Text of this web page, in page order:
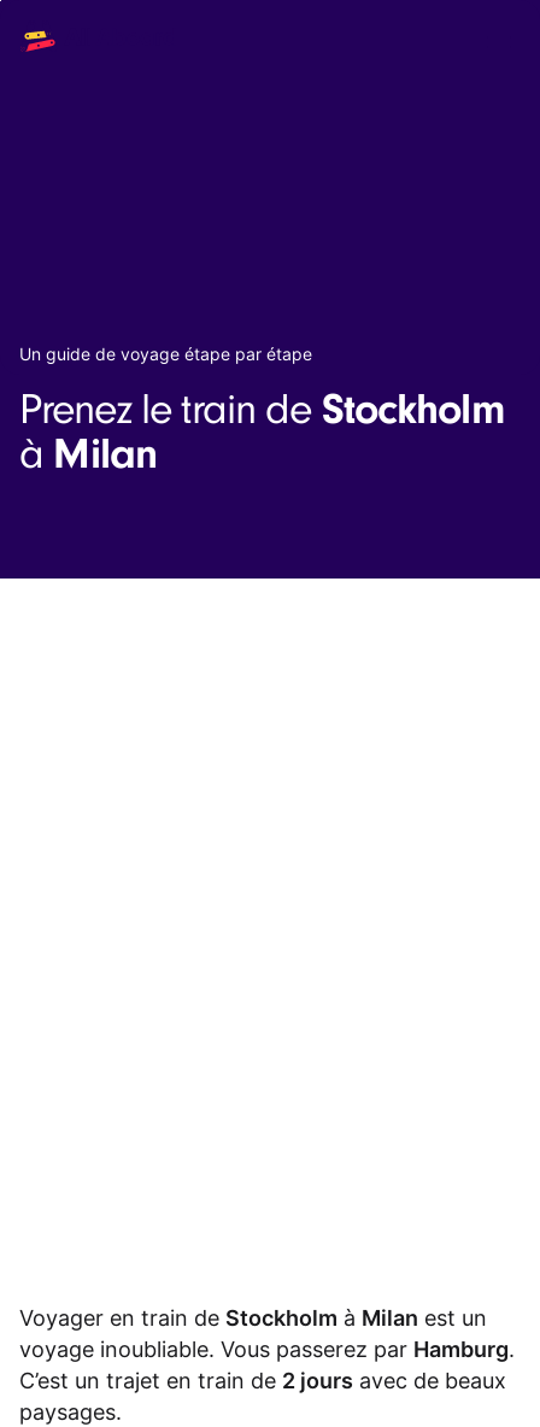
navigation
The API
Book a trip
Interrail passes
Eurail passes
Help & Support
Un guide de voyage étape par étape
Prenez le train de Stockholm
à Milan
Voyager en train de Stockholm à Milan est un
voyage inoubliable. Vous passerez par Hamburg.
C’est un trajet en train de 2 jours avec de beaux
paysages.